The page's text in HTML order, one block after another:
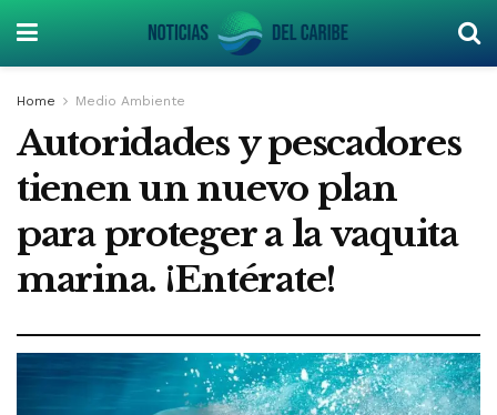
Home Medio Ambiente
Autoridades y pescadores
tienen un nuevo plan
para proteger a la vaquita
marina. ¡Entérate!